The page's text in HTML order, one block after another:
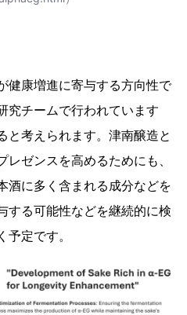
健康増進に寄与する方向性で
究チームで行われています
と考えられます。津南醸造と
ゼンスを高めるためにも、
酒に多く含まれる成分などを
する可能性などを継続的に検
定です。